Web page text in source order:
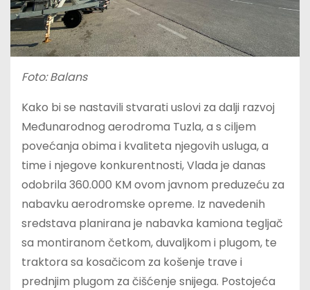
Foto: Balans
Kako bi se nastavili stvarati uslovi za dalji razvoj
Međunarodnog aerodroma Tuzla, a s ciljem
povećanja obima i kvaliteta njegovih usluga, a
time i njegove konkurentnosti, Vlada je danas
odobrila 360.000 KM ovom javnom preduzeću za
nabavku aerodromske opreme. Iz navedenih
sredstava planirana je nabavka kamiona tegljač
sa montiranom četkom, duvaljkom i plugom, te
traktora sa kosačicom za košenje trave i
prednjim plugom za čišćenje snijega. Postojeća